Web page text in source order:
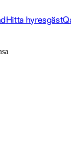
Hitta hyresgäst